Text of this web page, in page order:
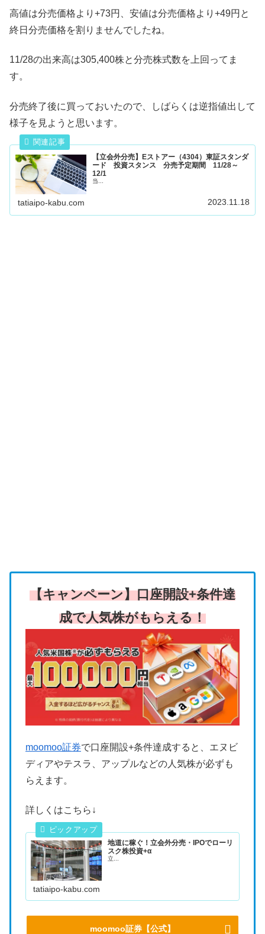
高値は分売価格より+73円、安値は分売価格より+49円と
終日分売価格を割りませんでしたね。
11/28の出来高は305,400株と分売株式数を上回ってま
す。
分売終了後に買っておいたので、しばらくは逆指値出して
様子を見ようと思います。
【立会外分売】Eストアー（4304）東証スタンダ
ード 投資スタンス 分売予定期間 11/28～
12/1
当...
tatiaipo-kabu.com 2023.11.18
【キャンペーン】口座開設+条件達
成で人気株がもらえる！
moomoo証券で口座開設+条件達成すると、エヌビ
ディアやテスラ、アップルなどの人気株が必ずも
らえます。
詳しくはこちら↓
地道に稼ぐ！立会外分売・IPOでローリ
スク株投資+α
立...
tatiaipo-kabu.com
moomoo証券【公式】